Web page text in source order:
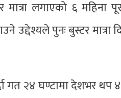
लगाएको ६ महिना
उद्देश्यले पुनः बुस्टर मात्रा
२४ घण्टामा देशभर थप